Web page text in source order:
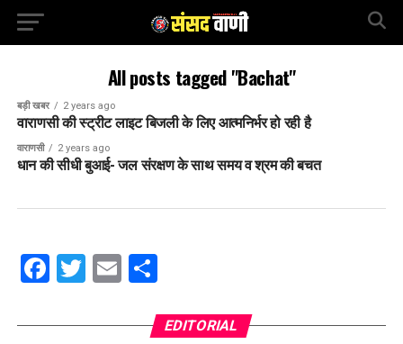
All posts tagged "Bachat"
बड़ी खबर 2 years ago
वाराणसी की स्ट्रीट लाइट बिजली के लिए आत्मनिर्भर हो रही है
वाराणसी 2 years ago
धान की सीधी बुआई- जल संरक्षण के साथ समय व श्रम की बचत
Facebook
Twitter
EmailShare
EDITORIAL